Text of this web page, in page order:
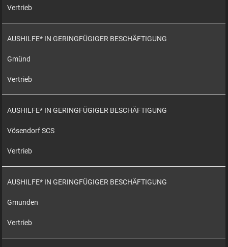
Vertrieb
AUSHILFE* IN GERINGFÜGIGER BESCHÄFTIGUNG
Gmünd
Vertrieb
AUSHILFE* IN GERINGFÜGIGER BESCHÄFTIGUNG
Vösendorf SCS
Vertrieb
AUSHILFE* IN GERINGFÜGIGER BESCHÄFTIGUNG
Gmunden
Vertrieb